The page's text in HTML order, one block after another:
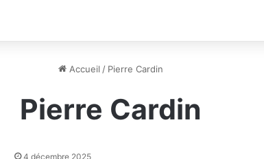
Accueil / Pierre Cardin
Pierre Cardin
4 décembre 2025